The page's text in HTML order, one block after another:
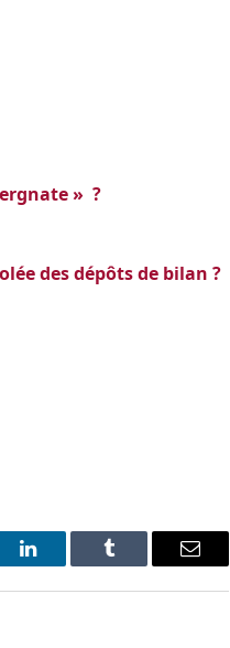
» ?
des dépôts de bilan ?
LinkedIn Tumblr Email